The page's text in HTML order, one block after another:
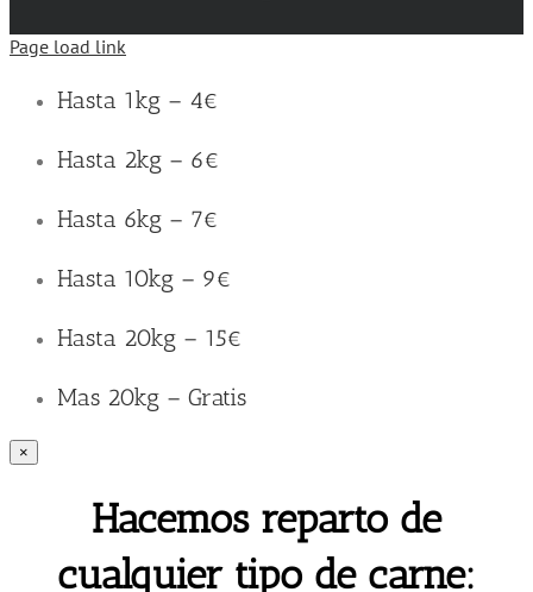
Page load link
Hasta 1kg – 4€
Hasta 2kg – 6€
Hasta 6kg – 7€
Hasta 10kg – 9€
Hasta 20kg – 15€
Mas 20kg – Gratis
×
Hacemos reparto de
cualquier tipo de carne: